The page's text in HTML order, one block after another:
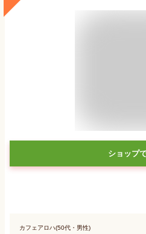
ショップ
カフェアロハ(50代・男性)